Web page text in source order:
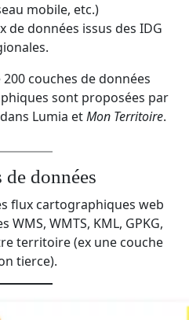
mobile, etc.)
de données issus des IDG
200 couches de données
sont proposées par
Lumia etMon Territoire.
de données
flux cartographiques web
WMTS, KML, GPKG,
territoire (ex une couche
tierce).